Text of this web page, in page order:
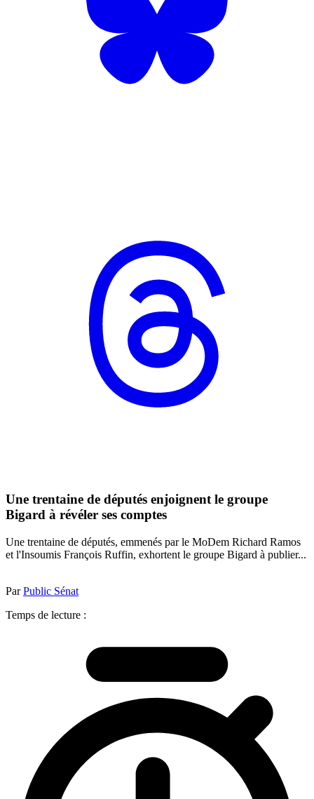
Une trentaine de députés enjoignent le groupe
Bigard à révéler ses comptes
Une trentaine de députés, emmenés par le MoDem Richard Ramos
et l'Insoumis François Ruffin, exhortent le groupe Bigard à publier...
ParPublic Sénat
Temps de lecture :